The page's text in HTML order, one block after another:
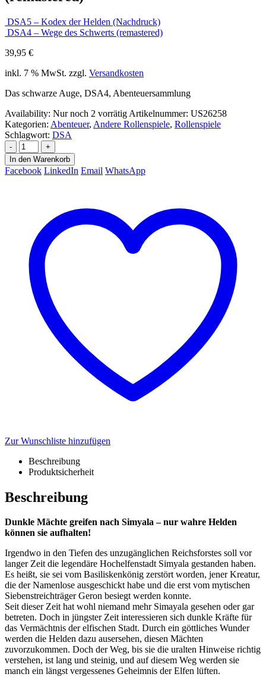
DSA5 – Kodex der Helden (Nachdruck)
DSA4 – Wege des Schwerts (remastered)
39,95 €
inkl. 7 % MwSt. zzgl. Versandkosten
Das schwarze Auge, DSA4, Abenteuersammlung
Availability: Nur noch 2 vorrätig Artikelnummer: US26258
Kategorien: Abenteuer, Andere Rollenspiele, Rollenspiele
Schlagwort: DSA
-
+
In den Warenkorb
Facebook LinkedIn Email WhatsApp
Zur Wunschliste hinzufügen
Beschreibung
Produktsicherheit
Beschreibung
Dunkle Mächte greifen nach Simyala – nur wahre Helden
können sie aufhalten!
Irgendwo in den Tiefen des unzugänglichen Reichsforstes soll vor
langer Zeit die legendäre Hochelfenstadt Simyala gestanden haben.
Es heißt, sie sei vom Basiliskenkönig zerstört worden, jener Kreatur,
die der Namenlose ausgeschickt habe und die erst vom mytischen
Siebenstreichträger Geron besiegt werden konnte.
Seit dieser Zeit hat wohl niemand mehr Simayala gesehen oder gar
betreten. Doch in jüngster Zeit interessieren sich dunkle Kräfte für
das Vermächtnis der elfischen Stadt. Durch ein göttliches Wunder
werden die Helden dazu ausersehen, diesen Mächten
zuvorzukommen. Doch der Weg, bis sie die uralten Hinweise richtig
verstehen, ist lang und steinig, und auf diesem Weg werden sie
manch ein längst vergessenes Geheimnis der Elfen lüften.